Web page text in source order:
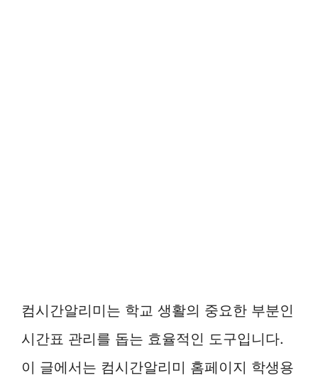
컴시간알리미는 학교 생활의 중요한 부분인
시간표 관리를 돕는 효율적인 도구입니다.
이 글에서는 컴시간알리미 홈페이지 학생용